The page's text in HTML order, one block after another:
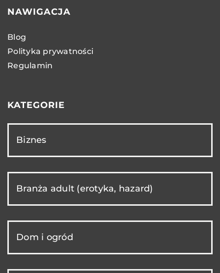
NAWIGACJA
Blog
Polityka prywatności
Regulamin
KATEGORIE
Biznes
Branża adult (erotyka, hazard)
Dom i ogród